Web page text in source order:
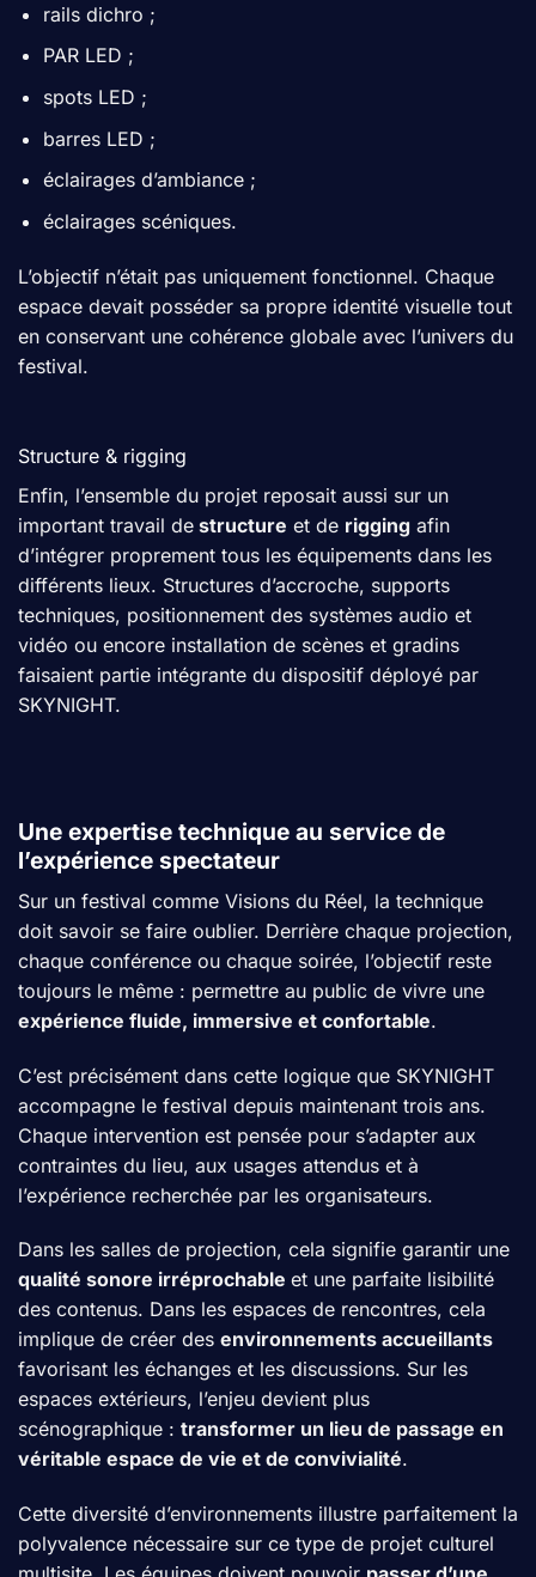
rails dichro ;
PAR LED ;
spots LED ;
barres LED ;
éclairages d’ambiance ;
éclairages scéniques.
L’objectif n’était pas uniquement fonctionnel. Chaque
espace devait posséder sa propre identité visuelle tout
en conservant une cohérence globale avec l’univers du
festival.
Structure & rigging
Enfin, l’ensemble du projet reposait aussi sur un
important travail de structure et de rigging afin
d’intégrer proprement tous les équipements dans les
différents lieux. Structures d’accroche, supports
techniques, positionnement des systèmes audio et
vidéo ou encore installation de scènes et gradins
faisaient partie intégrante du dispositif déployé par
SKYNIGHT.
Une expertise technique au service de
l’expérience spectateur
Sur un festival comme Visions du Réel, la technique
doit savoir se faire oublier. Derrière chaque projection,
chaque conférence ou chaque soirée, l’objectif reste
toujours le même : permettre au public de vivre une
expérience fluide, immersive et confortable.
C’est précisément dans cette logique que SKYNIGHT
accompagne le festival depuis maintenant trois ans.
Chaque intervention est pensée pour s’adapter aux
contraintes du lieu, aux usages attendus et à
l’expérience recherchée par les organisateurs.
Dans les salles de projection, cela signifie garantir une
qualité sonore irréprochable et une parfaite lisibilité
des contenus. Dans les espaces de rencontres, cela
implique de créer des environnements accueillants
favorisant les échanges et les discussions. Sur les
espaces extérieurs, l’enjeu devient plus
scénographique : transformer un lieu de passage en
véritable espace de vie et de convivialité.
Cette diversité d’environnements illustre parfaitement la
polyvalence nécessaire sur ce type de projet culturel